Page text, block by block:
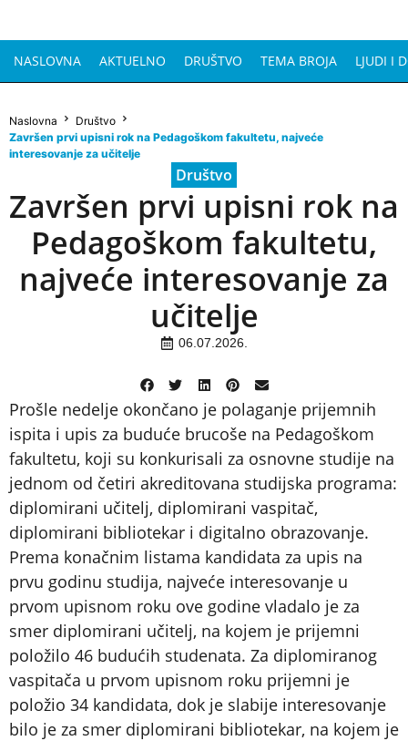
NASLOVNA AKTUELNO DRUŠTVO TEMA BROJA LJUDI I
Naslovna
Društvo
Završen prvi upisni rok na Pedagoškom fakultetu, najveće
interesovanje za učitelje
Društvo
Završen prvi upisni rok na
Pedagoškom fakultetu,
najveće interesovanje za
učitelje
06.07.2026.
Prošle nedelje okončano je polaganje prijemnih
ispita i upis za buduće brucoše na Pedagoškom
fakultetu, koji su konkurisali za osnovne studije na
jednom od četiri akreditovana studijska programa:
diplomirani učitelj, diplomirani vaspitač,
diplomirani bibliotekar i digitalno obrazovanje.
Prema konačnim listama kandidata za upis na
prvu godinu studija, najveće interesovanje u
prvom upisnom roku ove godine vladalo je za
smer diplomirani učitelj, na kojem je prijemni
položilo 46 budućih studenata. Za diplomiranog
vaspitača u prvom upisnom roku prijemni je
položio 34 kandidata, dok je slabije interesovanje
bilo je za smer diplomirani bibliotekar, na kojem je